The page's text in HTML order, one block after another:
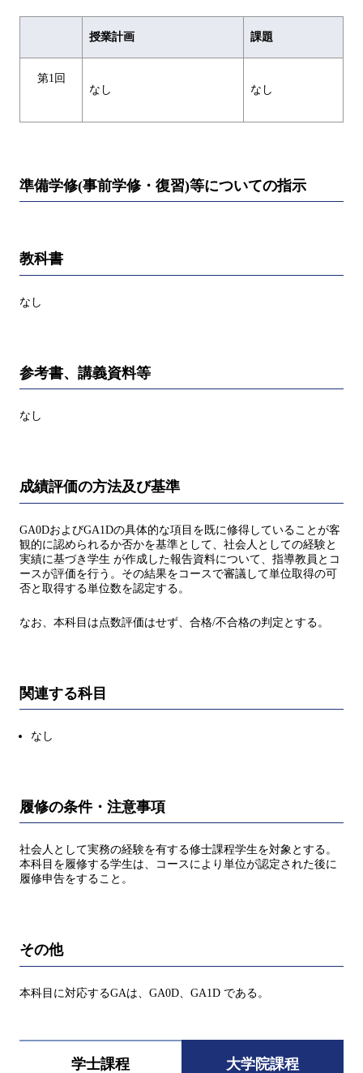
授業計画 課題
第1回
なし
なし
準備学修(事前学修・復習)等についての指示
教科書
なし
参考書、講義資料等
なし
成績評価の方法及び基準
GA0DおよびGA1Dの具体的な項目を既に修得していることが客
観的に認められるか否かを基準として、社会人としての経験と
実績に基づき学生 が作成した報告資料について、指導教員とコ
ースが評価を行う。その結果をコースで審議して単位取得の可
否と取得する単位数を認定する。
なお、本科目は点数評価はせず、合格/不合格の判定とする。
関連する科目
なし
履修の条件・注意事項
社会人として実務の経験を有する修士課程学生を対象とする。
本科目を履修する学生は、コースにより単位が認定された後に
履修申告をすること。
その他
本科目に対応するGAは、GA0D、GA1D である。
学士課程 大学院課程